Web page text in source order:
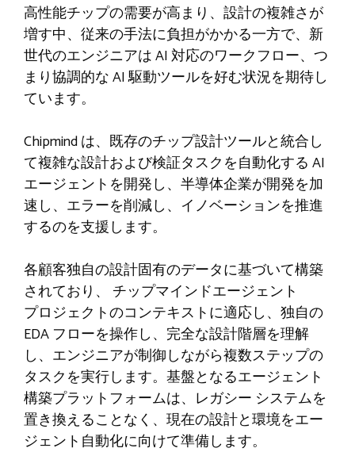
高性能チップの需要が高まり、設計の複雑さが
増す中、従来の手法に負担がかかる一方で、新
世代のエンジニアは AI 対応のワークフロー、つ
まり協調的な AI 駆動ツールを好む状況を期待し
ています。
Chipmind は、既存のチップ設計ツールと統合し
て複雑な設計および検証タスクを自動化する AI
エージェントを開発し、半導体企業が開発を加
速し、エラーを削減し、イノベーションを推進
するのを支援します。
各顧客独自の設計固有のデータに基づいて構築
されており、 チップマインドエージェント
プロジェクトのコンテキストに適応し、独自の
EDA フローを操作し、完全な設計階層を理解
し、エンジニアが制御しながら複数ステップの
タスクを実行します。基盤となるエージェント
構築プラットフォームは、レガシー システムを
置き換えることなく、現在の設計と環境をエー
ジェント自動化に向けて準備します。